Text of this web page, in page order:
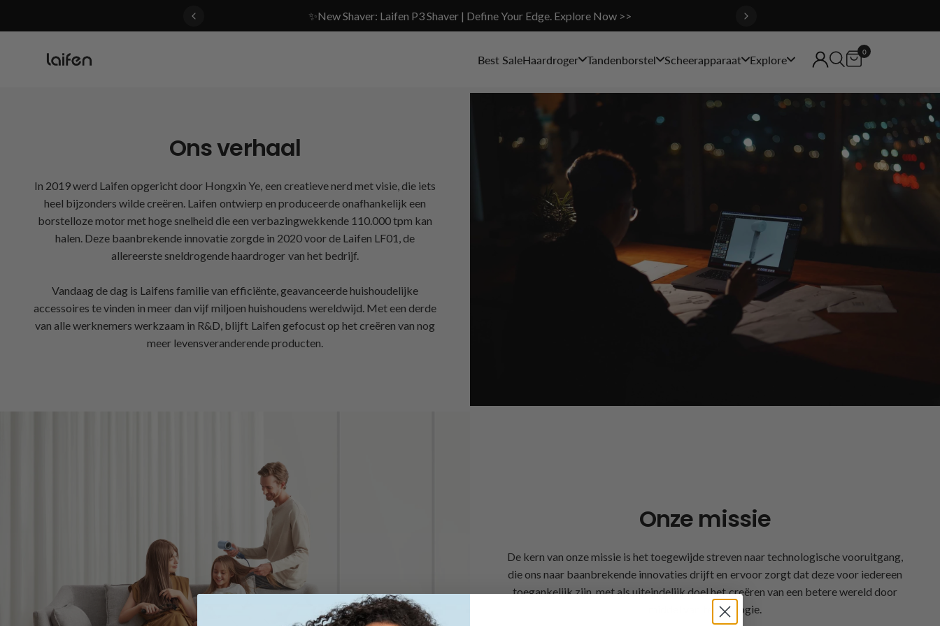
✨New Shaver: Laifen P3 Shaver | Define Your Edge. Explore Now >>
Best SaleHaardroger Tandenborstel Scheerapparaat Explore
0
Ons verhaal
In 2019 werd Laifen opgericht door Hongxin Ye, een creatieve nerd met visie, die iets
heel bijzonders wilde creëren. Laifen ontwierp en produceerde onafhankelijk een
borstelloze motor met hoge snelheid die een verbazingwekkende 110.000 tpm kan
halen. Deze baanbrekende innovatie zorgde in 2020 voor de Laifen LF01, de
allereerste sneldrogende haardroger van het bedrijf.
Vandaag de dag is Laifens familie van efficiënte, geavanceerde huishoudelijke
accessoires te vinden in meer dan vijf miljoen huishoudens wereldwijd. Met een derde
van alle werknemers werkzaam in R&D, blijft Laifen gefocust op het creëren van nog
meer levensveranderende producten.
Onze missie
De kern van onze missie is het toegewijde streven naar technologische vooruitgang,
die ons naar baanbrekende innovaties drijft en ervoor zorgt dat deze voor iedereen
toegankelijk zijn, met als uiteindelijk doel het creëren van een betere wereld door
middel van technologie.